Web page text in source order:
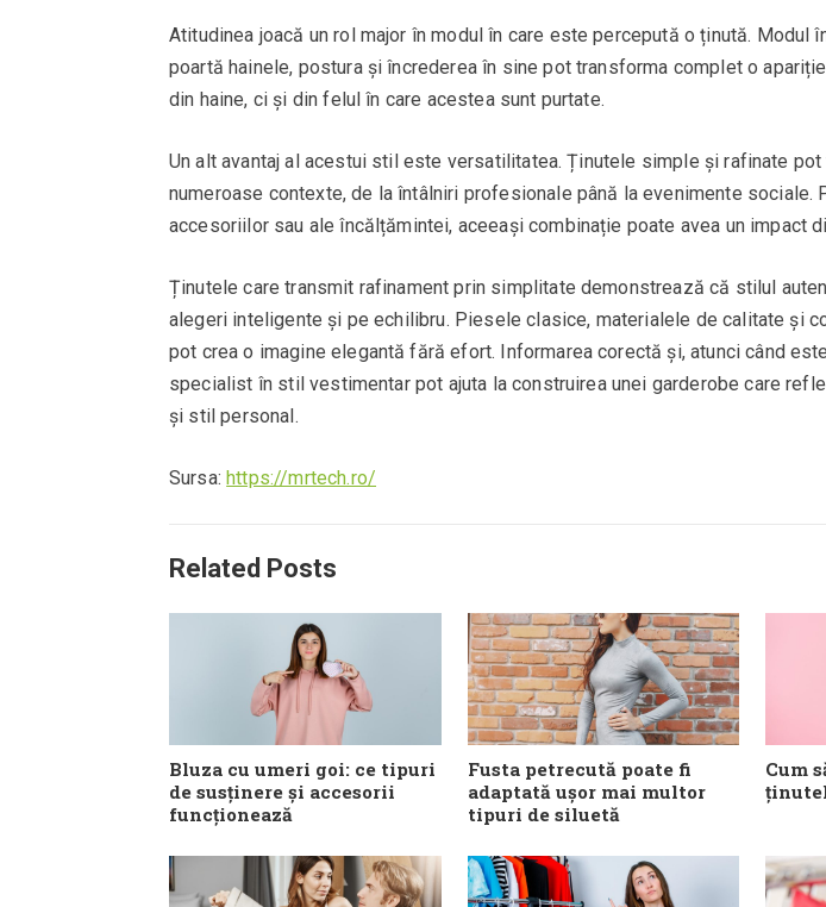
Atitudinea joacă un rol major în modul în care este percepută o ținută. Modul
poartă hainele, postura și încrederea în sine pot transforma complet o
din haine, ci și din felul în care acestea sunt purtate.
Un alt avantaj al acestui stil este versatilitatea. Ținutele simple și rafinate
numeroase contexte, de la întâlniri profesionale până la evenimente sociale.
accesoriilor sau ale încălțămintei, aceeași combinație poate avea un impact
Ținutele care transmit rafinament prin simplitate demonstrează că stilul
alegeri inteligente și pe echilibru. Piesele clasice, materialele de calitate și
pot crea o imagine elegantă fără efort. Informarea corectă și, atunci când
specialist în stil vestimentar pot ajuta la construirea unei garderobe care
și stil personal.
Sursa:https://mrtech.ro/
Related Posts
Bluza cu umeri goi: ce tipuri
de susținere și accesorii
funcționează
Fusta petrecută poate fi
adaptată ușor mai multor
tipuri de siluetă
Cum